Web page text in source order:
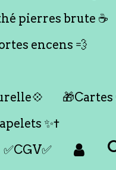
pierres brute ☕️
encens 💨
🎁Cartes
✨✝️
✅CGV✅